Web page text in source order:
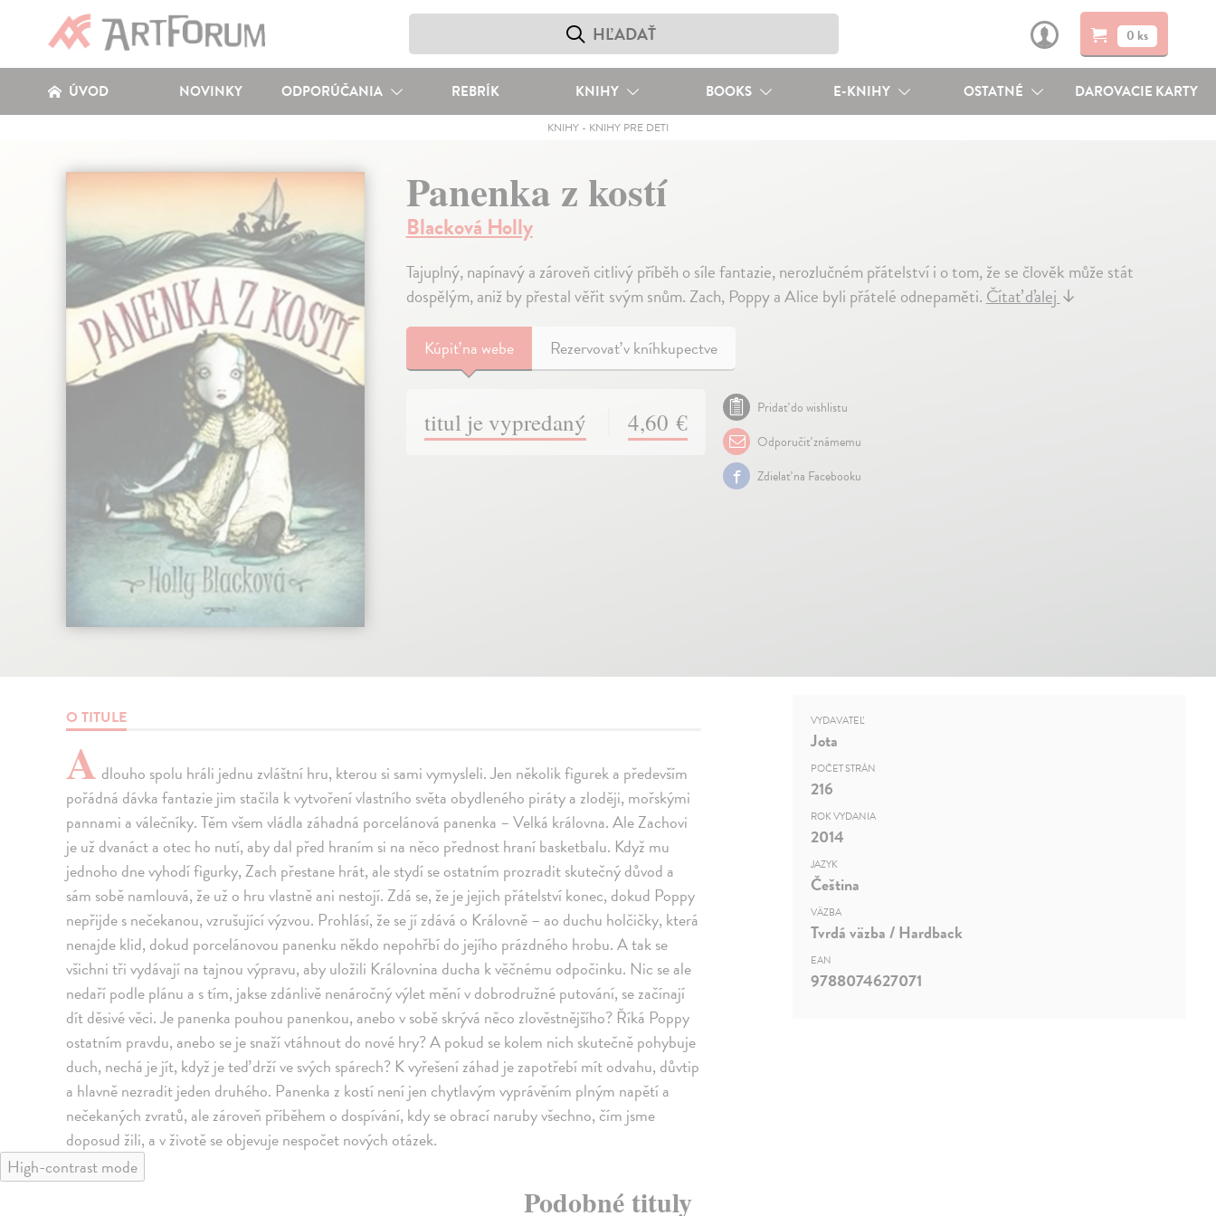
0 ks
ÚVOD NOVINKY ODPORÚČANIA REBRÍK KNIHY BOOKS E-KNIHY OSTATNÉ DAROVACIE KARTY
KNIHY- KNIHY PRE DETI
Panenka z kostí
Blacková Holly
Tajuplný, napínavý a zároveň citlivý příběh o síle fantazie, nerozlučném přátelství i o tom, že se člověk může stát
dospělým, aniž by přestal věřit svým snům. Zach, Poppy a Alice byli přátelé odnepaměti.Čítať ďalej↓
Kúpiťna webe Rezervovať v kníhkupectve
titul je vypredaný 4,60 €
Pridať do wishlistu
Odporučiť známemu
Zdielať na Facebooku
O TITULE
A dlouho spolu hráli jednu zvláštní hru, kterou si sami vymysleli. Jen několik figurek a především
pořádná dávka fantazie jim stačila k vytvoření vlastního světa obydleného piráty a zloději, mořskými
pannami a válečníky. Těm všem vládla záhadná porcelánová panenka – Velká královna. Ale Zachovi
je už dvanáct a otec ho nutí, aby dal před hraním si na něco přednost hraní basketbalu. Když mu
jednoho dne vyhodí figurky, Zach přestane hrát, ale stydí se ostatním prozradit skutečný důvod a
sám sobě namlouvá, že už o hru vlastně ani nestojí. Zdá se, že je jejich přátelství konec, dokud Poppy
nepřijde s nečekanou, vzrušující výzvou. Prohlásí, že se jí zdává o Královně – ao duchu holčičky, která
nenajde klid, dokud porcelánovou panenku někdo nepohřbí do jejího prázdného hrobu. A tak se
všichni tři vydávají na tajnou výpravu, aby uložili Královnina ducha k věčnému odpočinku. Nic se ale
nedaří podle plánu a s tím, jakse zdánlivě nenáročný výlet mění v dobrodružné putování, se začínají
dít děsivé věci. Je panenka pouhou panenkou, anebo v sobě skrývá něco zlověstnějšího? Říká Poppy
ostatním pravdu, anebo se je snaží vtáhnout do nové hry? A pokud se kolem nich skutečně pohybuje
duch, nechá je jít, když je teď drží ve svých spárech? K vyřešení záhad je zapotřebí mít odvahu, důvtip
a hlavně nezradit jeden druhého. Panenka z kostí není jen chytlavým vyprávěním plným napětí a
nečekaných zvratů, ale zároveň příběhem o dospívání, kdy se obrací naruby všechno, čím jsme
doposud žili, a v životě se objevuje nespočet nových otázek.
VYDAVATEĽ
Jota
POČET STRÁN
216
ROK VYDANIA
2014
JAZYK
Čeština
VÄZBA
Tvrdá väzba / Hardback
EAN
9788074627071
High-contrast mode
Podobné tituly